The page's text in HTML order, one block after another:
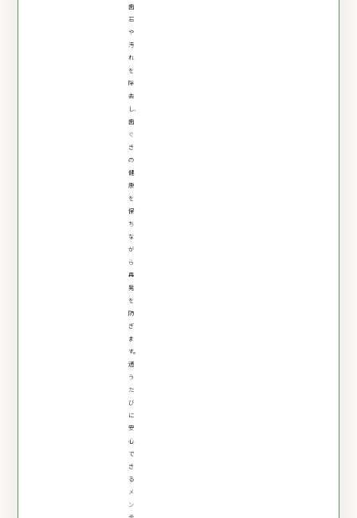
歯
石
や
汚
れ
を
除
去
し、
歯
ぐ
き
の
健
康
を
保
ち
な
が
ら
再
発
を
防
ぎ
ま
す。
通
う
た
び
に
安
心
で
き
る
メ
ン